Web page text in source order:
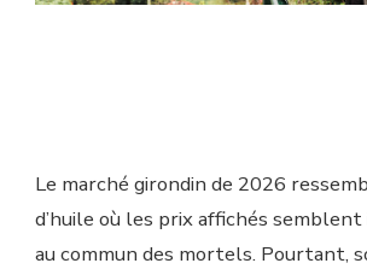
Le marché girondin de 2026
d’huile où les prix affichés semblent
au commun des mortels. Pourtant,